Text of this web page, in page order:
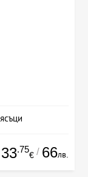
33.75
€ / 66лв.